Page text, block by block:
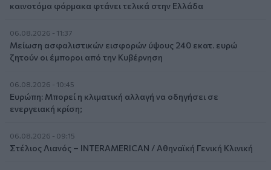
καινοτόμα φάρμακα φτάνει τελικά στην Ελλάδα
06.08.2026 - 11:37
Μείωση ασφαλιστικών εισφορών ύψους 240 εκατ. ευρώ
ζητούν οι έμποροι από την Κυβέρνηση
06.08.2026 - 10:45
Ευρώπη: Μπορεί η κλιματική αλλαγή να οδηγήσει σε
ενεργειακή κρίση;
06.08.2026 - 09:15
Στέλιος Λιανός – INTERAMERICAN / Αθηναϊκή Γενική Κλινική